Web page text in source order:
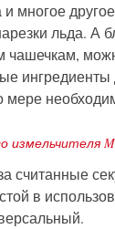
многое
льда. А
чашечкам,
ингредиенты
считанные
в